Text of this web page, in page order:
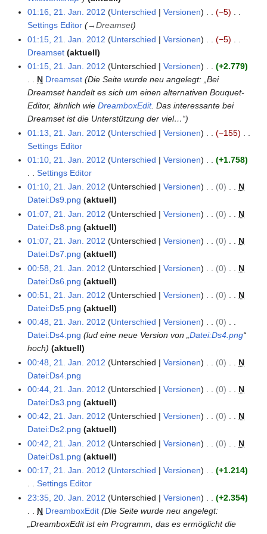
n
g
s
u
n
g
f
a
s
s
u
n
g
e
n
f
a
s
s
u
n
g
m
m
e
n
f
a
s
s
u
n
g
a
m
m
e
n
f
a
s
s
u
n
g
s
a
m
m
e
n
f
a
s
s
u
n
g
t
u
m
e
n
f
a
s
s
u
n
g
12
1
2
a
2
1
01:16, 21. Jan. 2012 Unterschied Versionen
−5
Settings Editor →Dreamset
01:15, 21. Jan. 2012
Unterschied Versionen
−5
Dreamset
K
i
n
e
B
e
a
b
e
i
t
u
s
a
m
m
e
n
f
a
s
s
u
n
g
aktuell
01:15, 21. Jan. 2012
Unterschied Versionen
+2.779
N Dreamset Die Seite wurde neu angelegt: „Bei
Dreamset handelt es sich um einen alternativen Bouquet-
Editor, ähnlich wieDreamboxEdit. Das interessante bei
Dreamset ist die Unterstützung der viel…“
01:13, 21. Jan. 2012
Unterschied Versionen
−155
Settings Editor
K
i
n
e
B
e
a
r
b
s
z
u
s
a
m
m
e
n
f
a
s
s
01:10, 21. Jan. 2012 Unterschied Versionen
+1.758
Settings Editor
K
e
i
n
e
B
e
a
r
b
s
z
u
s
a
m
m
e
n
f
a
01:10, 21. Jan. 2012 Unterschied Versionen 0
N
Datei:Ds9.png
K
e
i
n
e
B
e
a
r
b
e
s
z
u
s
a
m
m
e
n
aktuell
01:07, 21. Jan. 2012
Unterschied Versionen 0
N
Datei:Ds8.png
K
e
i
n
e
B
e
a
r
b
e
s
z
u
s
a
m
m
aktuell
01:07, 21. Jan. 2012
Unterschied Versionen 0
N
Datei:Ds7.png
K
e
i
n
e
B
e
a
r
b
e
s
z
u
s
a
aktuell
00:58, 21. Jan. 2012
Unterschied Versionen 0
N
Datei:Ds6.png
K
e
i
n
e
B
e
a
r
b
e
s
z
u
aktuell
00:51, 21. Jan. 2012
Unterschied Versionen 0
N
Datei:Ds5.png
K
e
i
n
e
B
e
a
r
b
e
s
aktuell
00:48, 21. Jan. 2012
Unterschied Versionen
0
Datei:Ds4.png
lud eine neue Version von „Datei:Ds4.png“
hoch
aktuell
00:48, 21. Jan. 2012
Unterschied Versionen 0
N
Datei:Ds4.png
K
e
i
n
e
B
e
r
e
i
00:44, 21. Jan. 2012 Unterschied Versionen 0
N
Datei:Ds3.png
K
e
i
n
e
e
aktuell
00:42, 21. Jan. 2012
Unterschied Versionen 0
N
Datei:Ds2.png
K
e
i
e
e
aktuell
00:42, 21. Jan. 2012
Unterschied Versionen 0
N
Datei:Ds1.png
K
i
e
aktuell
00:17, 21. Jan. 2012
Unterschied Versionen
+1.214
Settings Editor
K
2
23:35, 20. Jan. 2012 Unterschied Versionen
+2.354
N DreamboxEdit Die Seite wurde neu angelegt:
„DreamboxEdit ist ein Programm, das es ermöglicht die